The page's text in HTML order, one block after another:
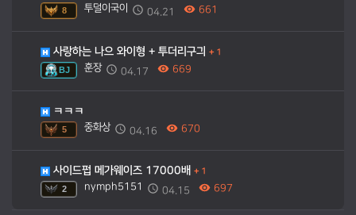
8 투덜이국이 04.21 661
사랑하는 나으 와이형 + 투더리구긔 + 1
BJ
훈장 04.17 669
ㅋㅋㅋ
5 중화상 04.16 670
사이드펍 메가웨이즈 17000배 + 1
2
nymph5151 04.15 697